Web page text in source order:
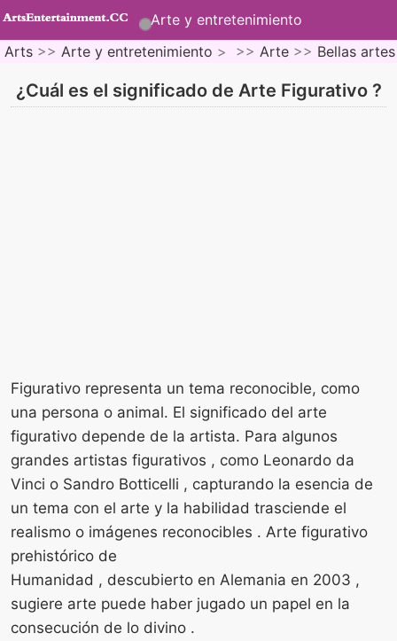
Arte y entretenimiento
Arts >> Arte y entretenimiento > >> Arte >> Bellas artes
¿Cuál es el significado de Arte Figurativo ?
Figurativo representa un tema reconocible, como
una persona o animal. El significado del arte
figurativo depende de la artista. Para algunos
grandes artistas figurativos , como Leonardo da
Vinci o Sandro Botticelli , capturando la esencia de
un tema con el arte y la habilidad trasciende el
realismo o imágenes reconocibles . Arte figurativo
prehistórico de
Humanidad , descubierto en Alemania en 2003 ,
sugiere arte puede haber jugado un papel en la
consecución de lo divino .